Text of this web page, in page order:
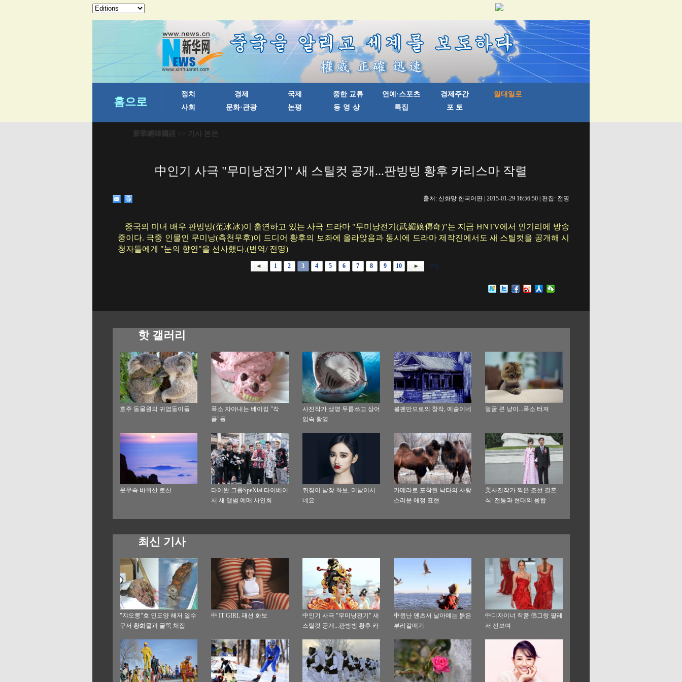
新華網韓國語 >> 기사 본문
中인기 사극 "무미낭전기" 새 스틸컷 공개...판빙빙 황후 카리스마 작렬
출처: 신화망 한국어판 | 2015-01-29 16:56:50 | 편집: 전명
중국의 미녀 배우 판빙빙(范冰冰)이 출연하고 있는 사극 드라마 "무미낭전기(武媚娘傳奇)"는 지금 HNTV에서 인기리에 방송
중이다. 극중 인물인 무미낭(측천무후)이 드디어 황후의 보좌에 올라앉음과 동시에 드라마 제작진에서도 새 스틸컷을 공개해 시
청자들에게 "눈의 향연"을 선사했다.(번역/ 전명)
1 2 3 4 5 6 7 8 9 10 >>|
핫 갤러리
호주 동물원의 귀염둥이들
폭소 자아내는 베이킹 "작
품"들
사진작가 생명 무릅쓰고 상어
입속 촬영
볼펜만으로의 창작, 예술이네 얼굴 큰 냥이...폭소 터져
운무속 바위산 로산
타이완 그룹SpeXial 타이베이
서 새 앨범 예매 사인회
쥐징이 남장 화보, 미남이시
네요
카메라로 포착된 낙타의 사랑
스러운 애정 표현
美사진작가 찍은 조선 결혼
식: 전통과 현대의 융합
최신 기사
"쟈오룽"호 인도양 해저 열수
구서 황화물과 굴뚝 채집
中 IT GIRL 패션 화보
中인기 사극 "무미낭전기" 새
스틸컷 공개...판빙빙 황후 카
中윈난 뎬츠서 날아예는 붉은
부리갈매기
中디자이너 작품 佛그랑 팔레
서 선보여